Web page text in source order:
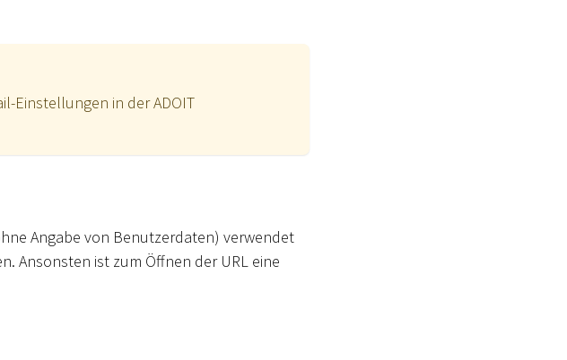
Einstellungen in der ADOIT
Angabe von Benutzerdaten) verwendet
Ansonsten ist zum Öffnen der URL eine